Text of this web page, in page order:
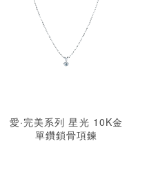
愛·完美系列 星光 10K金
單鑽鎖骨項鍊